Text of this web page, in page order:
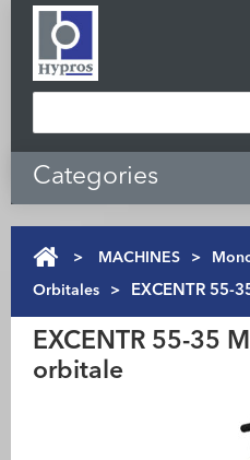
Categories
> MACHINES >
Orbitales > EXCENTR 55-
EXCENTR 55-35
orbitale